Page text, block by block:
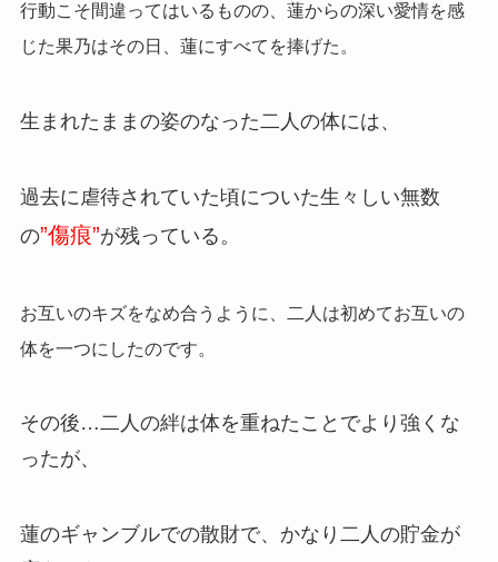
行動こそ間違ってはいるものの、蓮からの深い愛情を感
じた果乃はその日、蓮にすべてを捧げた。
生まれたままの姿のなった二人の体には、
過去に虐待されていた頃についた生々しい無数
の”傷痕”が残っている。
お互いのキズをなめ合うように、二人は初めてお互いの
体を一つにしたのです。
その後…二人の絆は体を重ねたことでより強くな
ったが、
蓮のギャンブルでの散財で、かなり二人の貯金が